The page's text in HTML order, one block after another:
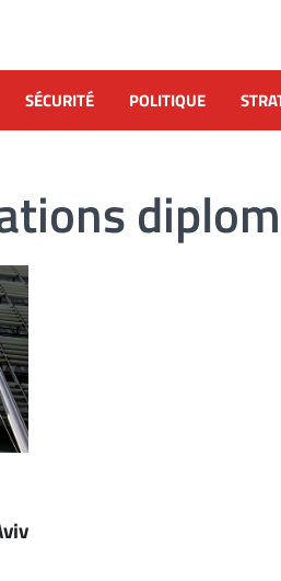
SÉCURITÉ POLITIQUE